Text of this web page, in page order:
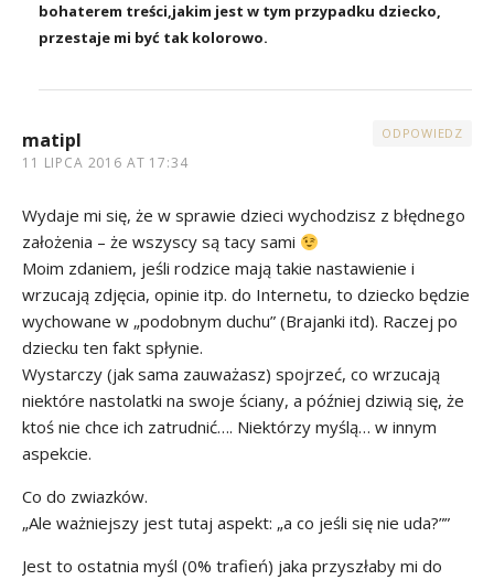
bohaterem treści,jakim jest w tym przypadku dziecko,
przestaje mi być tak kolorowo.
matipl
11 LIPCA 2016 AT 17:34
ODPOWIEDZ
Wydaje mi się, że w sprawie dzieci wychodzisz z błędnego
założenia – że wszyscy są tacy sami
Moim zdaniem, jeśli rodzice mają takie nastawienie i
wrzucają zdjęcia, opinie itp. do Internetu, to dziecko będzie
wychowane w „podobnym duchu” (Brajanki itd). Raczej po
dziecku ten fakt spłynie.
Wystarczy (jak sama zauważasz) spojrzeć, co wrzucają
niektóre nastolatki na swoje ściany, a później dziwią się, że
ktoś nie chce ich zatrudnić…. Niektórzy myślą… w innym
aspekcie.
Co do zwiazków.
„Ale ważniejszy jest tutaj aspekt: „a co jeśli się nie uda?””
Jest to ostatnia myśl (0% trafień) jaka przyszłaby mi do